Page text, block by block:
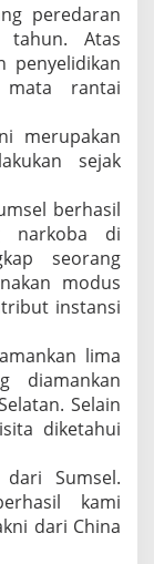
peredaran
Atas
penyelidikan
rantai
merupakan
sejak
berhasil
narkoba di
seorang
modus
instansi
lima
diamankan
Selain
diketahui
Sumsel.
kami
dari China